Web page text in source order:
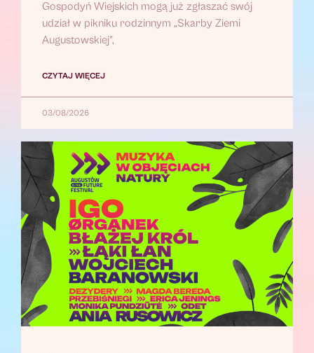
Gospodyń Wiejskich mogą już zgłaszać swój
udział w pikniku rodzinnym „Skarby Ziemi
Augustowskiej”,
CZYTAJ WIĘCEJ
03/08/2026